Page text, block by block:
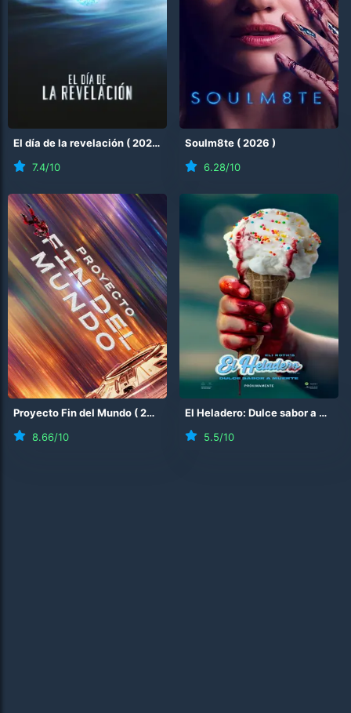
El día de la revelación (2026 )
7.4/10
Soulm8te (2026 )
6.28/10
Proyecto Fin del Mundo (2026
8.66/10
El Heladero: Dulce sabor a muerte
5.5/10